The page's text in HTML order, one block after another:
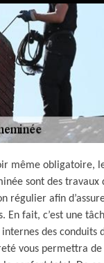
même obligatoire,
sont des
régulier afin
En fait, c’est une
des conduits
vous permettra